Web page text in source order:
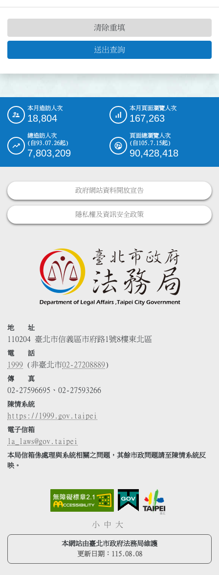
送出查詢
清除重填
::: 本月造訪人次
18,804
本月頁面瀏覽人次
167,263
總造訪人次
(自93.07.26起)
7,803,209
頁面總瀏覽人次
(自105.7.15起)
90,428,418
政府網站資料開放宣告
隱私權及資訊安全政策
地 址
110204 臺北市信義區市府路1號8樓東北區
電 話
1999 (非臺北市02-27208889)
傳 真
02-27596695、02-27593266
陳情系統
https://1999.gov.taipei
電子信箱
la_laws@gov.taipei
本局信箱係處理與系統相關之問題，其餘市政問題請至陳情系統反
映。
小 中 大
本網站由臺北市政府法務局維護
更新日期： 115.08.08